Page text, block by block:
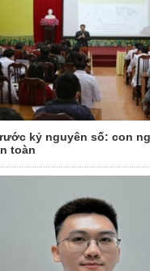
kỷ nguyên số: con
toàn